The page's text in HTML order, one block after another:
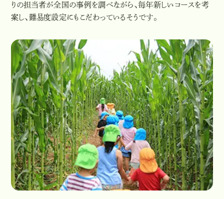
りの担当者が全国の事例を調べながら、毎年新しいコースを考
案し、難易度設定にもこだわっているそうです。